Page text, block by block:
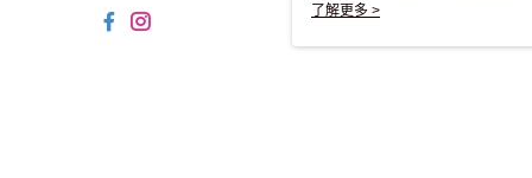
用 cookie。
了解更多 >